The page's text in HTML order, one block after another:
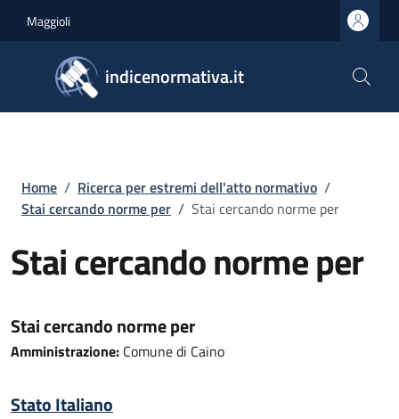
Maggioli
indicenormativa.it
Briciole di pane
Home / Ricerca per estremi dell'atto normativo /
Stai cercando norme per / Stai cercando norme per
Stai cercando norme per
Stai cercando norme per
Amministrazione: Comune di Caino
Stato Italiano